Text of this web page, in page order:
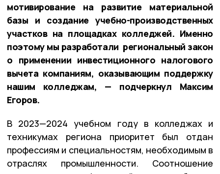
мотивирование на развитие материальной
базы и создание учебно-производственных
участков на площадках колледжей. Именно
поэтому мы разработали региональный закон
о применении инвестиционного налогового
вычета компаниям, оказывающим поддержку
нашим колледжам, — подчеркнул Максим
Егоров.
В 2023—2024 учебном году в колледжах и
техникумах региона приоритет был отдан
профессиям и специальностям, необходимым в
отраслях промышленности. Соотношение